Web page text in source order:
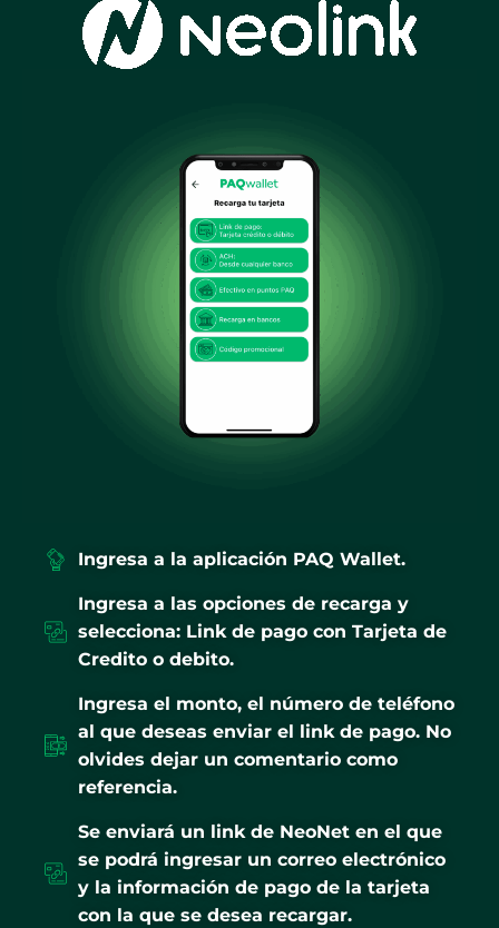
Ingresa a la aplicación PAQ Wallet.
Ingresa a las opciones de recarga y
selecciona: Link de pago con Tarjeta de
Credito o debito.
Ingresa el monto, el número de teléfono
al que deseas enviar el link de pago. No
olvides dejar un comentario como
referencia.
Se enviará un link de NeoNet en el que
se podrá ingresar un correo electrónico
y la información de pago de la tarjeta
con la que se desea recargar.